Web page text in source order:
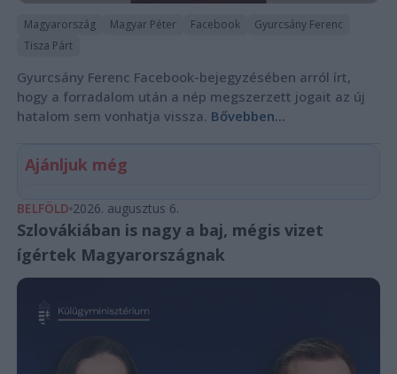
Magyarország Magyar Péter Facebook
Gyurcsány Ferenc
Tisza Párt
Gyurcsány Ferenc Facebook-bejegyzésében arról írt,
hogy a forradalom után a nép megszerzett jogait az új
hatalom sem vonhatja vissza. Bővebben...
Ajánljuk még
BELFÖLD 2026. augusztus 6.
Szlovákiában is nagy a baj, mégis vizet
ígértek Magyarországnak